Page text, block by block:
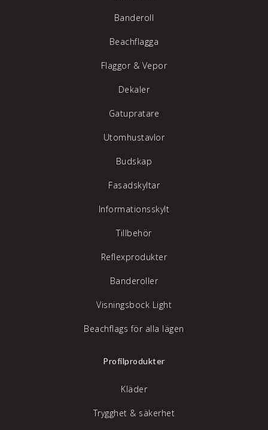
Banderoll
Beachflagga
Flaggor & Vepor
Dekaler
Gatupratare
Utomhustavlor
Budskap
Fasadskyltar
Informationsskylt
Tillbehör
Reflexprodukter
Banderoller
Visningsbock Light
Beachflags för alla lägen
Profilprodukter
Kläder
Trygghet & säkerhet